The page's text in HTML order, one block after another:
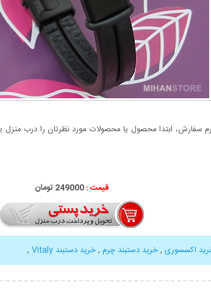
ابتدا محصول یا محصولات مورد نظرتان را درب منزل
قیمت :249000 تومان
اکسسوری ,خرید دستبند چرم ,خرید دستبند Vitaly ,